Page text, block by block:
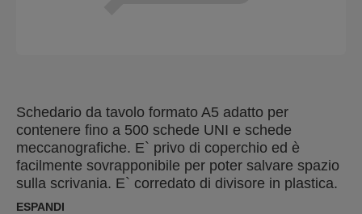
Schedario da tavolo formato A5 adatto per
contenere fino a 500 schede UNI e schede
meccanografiche. E` privo di coperchio ed è
facilmente sovrapponibile per poter salvare spazio
sulla scrivania. E` corredato di divisore in plastica.
Dimensioni: 21,5 x 31,5 x 17,8 mm.
ESPANDI